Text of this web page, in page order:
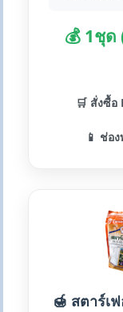
💰 1ชุด
🛒 สั่งซื้อ
📱 ช่อ
🍯 สตาร์เ